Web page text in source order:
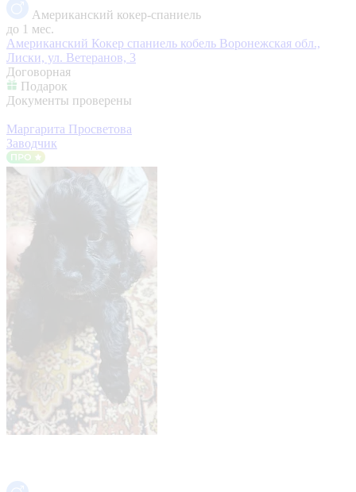
Американский кокер-спаниель
до 1 мес.
Американский Кокер спаниель кобель Воронежская обл.,
Лиски, ул. Ветеранов, 3
Договорная
Подарок
Документы проверены
Маргарита Просветова
Заводчик